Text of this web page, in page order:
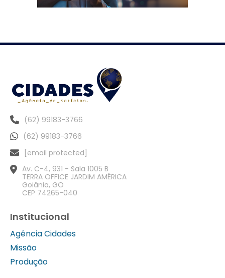
(62) 99183-3766
(62) 99183-3766
[email protected]
Av. C-4, 931 - Sala 1005 B
TERRA OFFICE JARDIM AMÉRICA
Goiânia, GO
CEP 74265-040
Institucional
Agência Cidades
Missão
Produção